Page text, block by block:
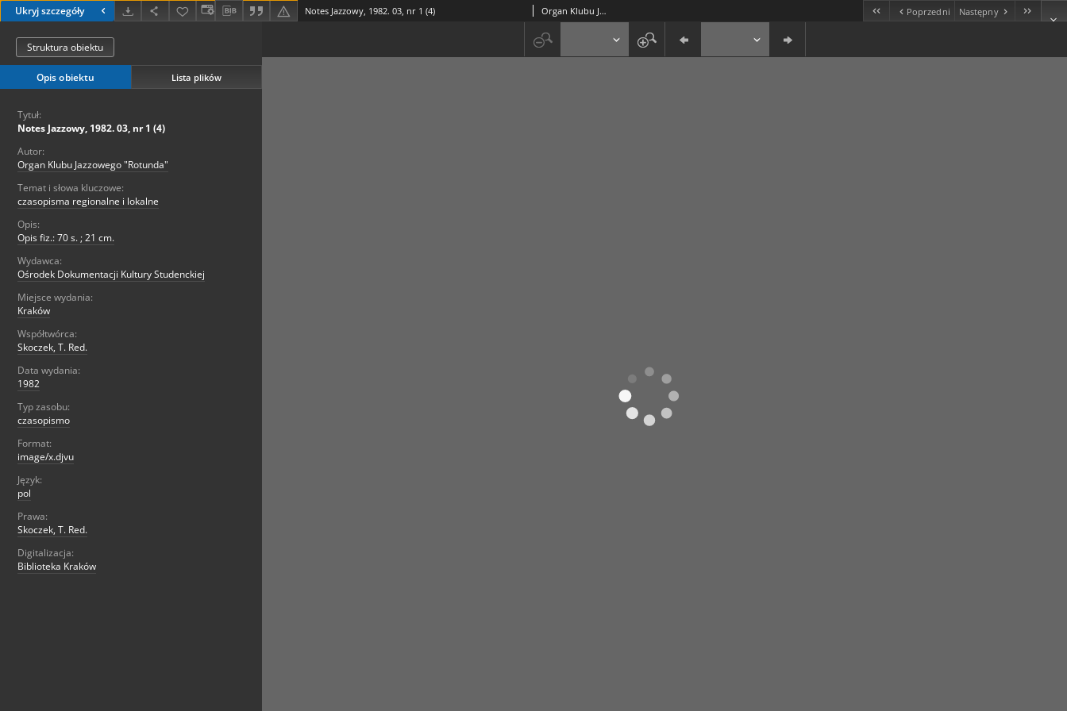
Ukryj szczegóły Notes Jazzowy, 1982. 03, nr 1 (4) Organ Klubu Jazzowego "Rotunda" Poprzedni Następny
Struktura obiektu
Opis obiektu Lista plików
Tytuł:
Notes Jazzowy, 1982. 03, nr 1 (4)
Autor:
Organ Klubu Jazzowego "Rotunda"
Temat i słowa kluczowe:
czasopisma regionalne i lokalne
Opis:
Opis fiz.: 70 s. ; 21 cm.
Wydawca:
Ośrodek Dokumentacji Kultury Studenckiej
Miejsce wydania:
Kraków
Współtwórca:
Skoczek, T. Red.
Data wydania:
1982
Typ zasobu:
czasopismo
Format:
image/x.djvu
Język:
pol
Prawa:
Skoczek, T. Red.
Digitalizacja:
Biblioteka Kraków